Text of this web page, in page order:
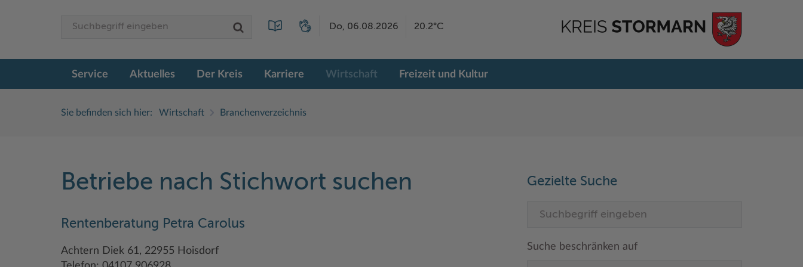
Do, 06.08.2026 20.2°C
Service Aktuelles Der Kreis Karriere Wirtschaft Freizeit und Kultur
Sie befinden sich hier: Wirtschaft Branchenverzeichnis
Betriebe nach Stichwort suchen
Rentenberatung Petra Carolus
Achtern Diek 61, 22955 Hoisdorf
Gezielte Suche
Suche beschränken auf